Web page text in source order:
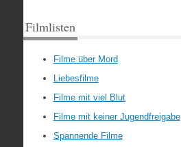
Filmlisten
Filme über Mord
Liebesfilme
Filme mit viel Blut
Filme mit keiner Jugendfreigabe
Spannende Filme